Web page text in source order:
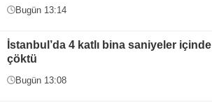
Bugün 13:14
İstanbul’da 4 katlı bina saniyeler içinde
çöktü
Bugün 13:08